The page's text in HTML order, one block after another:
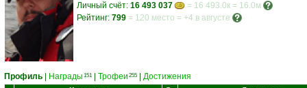
Личный счёт: 16 493 037
= 16 493.0к = 16.0м
Рейтинг: 799 = 120 место = +4 в августе
Профиль Награды 151 Трофеи 255
Достижения